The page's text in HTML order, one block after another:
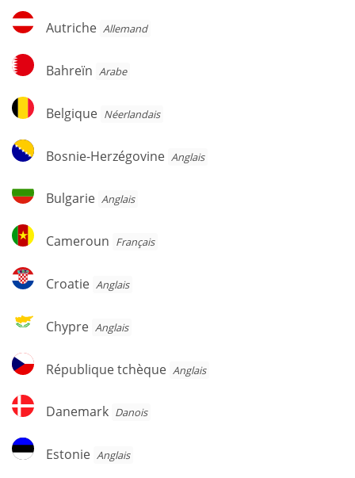
Autriche
Autriche Allemand
Bahreïn
Bahreïn Arabe
Belgique
Belgique Néerlandais
Bosnie-
Herzégovine
Bosnie-Herzégovine Anglais
Bulgarie
Bulgarie Anglais
Cameroun
Cameroun Français
Croatie
Croatie Anglais
Chypre
Chypre Anglais
République
tchèque
République tchèque Anglais
Danemark
Danemark Danois
Estonie
Estonie Anglais